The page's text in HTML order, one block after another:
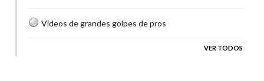
Videos de grandes golpes de pros
VER TODOS